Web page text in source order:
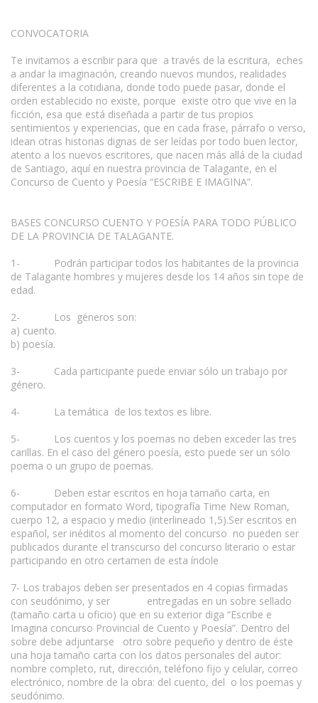
CONVOCATORIA
Te invitamos a escribir para que a través de la escritura, eches
a andar la imaginación, creando nuevos mundos, realidades
diferentes a la cotidiana, donde todo puede pasar, donde el
orden establecido no existe, porque existe otro que vive en la
ficción, esa que está diseñada a partir de tus propios
sentimientos y experiencias, que en cada frase, párrafo o verso,
idean otras historias dignas de ser leídas por todo buen lector,
atento a los nuevos escritores, que nacen más allá de la ciudad
de Santiago, aquí en nuestra provincia de Talagante, en el
Concurso de Cuento y Poesía “ESCRIBE E IMAGINA”.
BASES CONCURSO CUENTO Y POESÍA PARA TODO PÚBLICO
DE LA PROVINCIA DE TALAGANTE.
1- Podrán participar todos los habitantes de la provincia
de Talagante hombres y mujeres desde los 14 años sin tope de
edad.
2- Los géneros son:
a) cuento.
b) poesía.
3- Cada participante puede enviar sólo un trabajo por
género.
4- La temática de los textos es libre.
5- Los cuentos y los poemas no deben exceder las tres
carillas. En el caso del género poesía, esto puede ser un sólo
poema o un grupo de poemas.
6- Deben estar escritos en hoja tamaño carta, en
computador en formato Word, tipografía Time New Roman,
cuerpo 12, a espacio y medio (interlineado 1,5).Ser escritos en
español, ser inéditos al momento del concurso no pueden ser
publicados durante el transcurso del concurso literario o estar
participando en otro certamen de esta índole
7- Los trabajos deben ser presentados en 4 copias firmadas
con seudónimo, y ser entregadas en un sobre sellado
(tamaño carta u oficio) que en su exterior diga “Escribe e
Imagina concurso Provincial de Cuento y Poesía”. Dentro del
sobre debe adjuntarse otro sobre pequeño y dentro de éste
una hoja tamaño carta con los datos personales del autor:
nombre completo, rut, dirección, teléfono fijo y celular, correo
electrónico, nombre de la obra: del cuento, del o los poemas y
seudónimo.